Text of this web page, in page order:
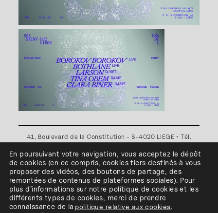
41, Boulevard de la Constitution - B-4020 LIEGE • Tél.
Plan d'accès•Politique de confidentialité•Politique de
cookies•Conditions générales
l'ESA Saint-Luc Liège est membre du
En poursuivant votre navigation, vous acceptez le dépôt
de cookies (en ce compris, cookiestiers destinés à vous
proposer des vidéos, des boutons de partage, des
remontées de contenus de plateformes sociales). Pour
plus d’informations sur notre politique de cookies et les
différents types de cookies, merci de prendre
connaissance de la politique relative aux cookies.